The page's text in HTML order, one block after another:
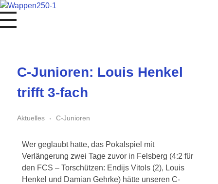
1. FC Schwalmstadt
C-Junioren: Louis Henkel
trifft 3-fach
Aktuelles C-Junioren
Wer geglaubt hatte, das Pokalspiel mit
Verlängerung zwei Tage zuvor in Felsberg (4:2 für
den FCS – Torschützen: Endijs Vitols (2), Louis
Henkel und Damian Gehrke) hätte unseren C-